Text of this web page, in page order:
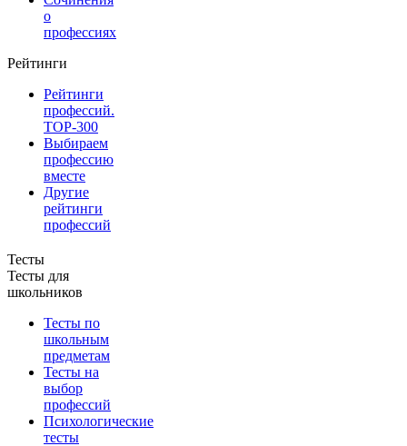
о
профессиях
Рейтинги
Рейтинги
профессий.
TOP-300
Выбираем
профессию
вместе
Другие
рейтинги
профессий
Тесты
Тесты для
школьников
Тесты по
школьным
предметам
Тесты на
выбор
профессий
Психологические
тесты